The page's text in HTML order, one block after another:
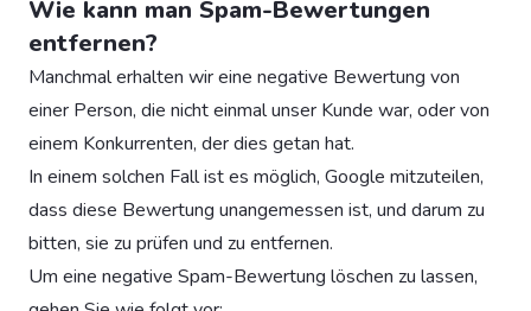
Wie kann man Spam-Bewertungen
entfernen?
Manchmal erhalten wir eine negative Bewertung von
einer Person, die nicht einmal unser Kunde war, oder von
einem Konkurrenten, der dies getan hat.
In einem solchen Fall ist es möglich, Google mitzuteilen,
dass diese Bewertung unangemessen ist, und darum zu
bitten, sie zu prüfen und zu entfernen.
Um eine negative Spam-Bewertung löschen zu lassen,